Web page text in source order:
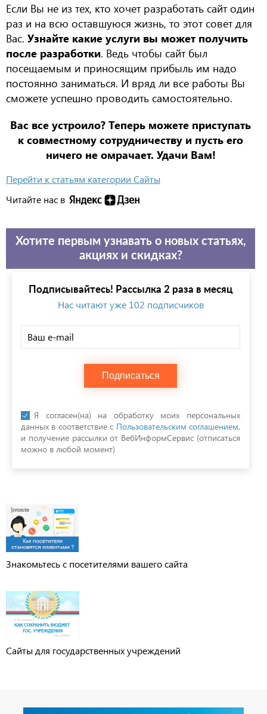
Если Вы не из тех, кто хочет разработать сайт один
раз и на всю оставшуюся жизнь, то этот совет для
Вас. Узнайте какие услуги вы может получить
после разработки. Ведь чтобы сайт был
посещаемым и приносящим прибыль им надо
постоянно заниматься. И вряд ли все работы Вы
сможете успешно проводить самостоятельно.
Вас все устроило? Теперь можете приступать
к совместному сотрудничеству и пусть его
ничего не омрачает. Удачи Вам!
Перейти к статьям категории Сайты
Читайте нас в
Хотите первым узнавать о новых статьях,
акциях и скидках?
Подписывайтесь! Рассылка 2 раза в месяц
Нас читают уже 102 подписчиков
Подписаться
Я согласен(на) на обработку моих персональных
данных в соответствие с Пользовательским соглашением,
и получение рассылки от ВебИнформСервис (отписаться
можно в любой момент)
Знакомьтесь с посетителями вашего сайта
Сайты для государственных учреждений